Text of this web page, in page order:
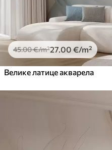
45.00€/m²27 .00 €/m²
Велике латице акварела